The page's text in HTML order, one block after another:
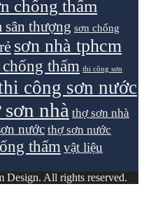
chống thấm
sân thượng sơn chống
sơn nhà tphcm
thấm thi công sơn
công sơn nước
nhà thợ sơn nhà
nước thợ sơn nước
thấmvật liệu
All rights reserved.